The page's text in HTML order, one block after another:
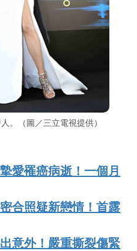
。（圖／三立電視提供）
愛罹癌病逝！一個月
合照疑新戀情！首露
意外！嚴重撕裂傷緊